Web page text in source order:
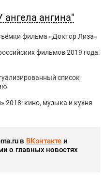
ангина"
фильма «Доктор Лиза»
фильмов 2019 года:
список
2018: кино, музыка и кухня
в ВКонтакте и
о главных новостях